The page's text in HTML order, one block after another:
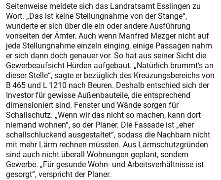
Seitenweise meldete sich das Landratsamt Esslingen zu
Wort. „Das ist keine Stellungnahme von der Stange“,
wunderte er sich über die ein oder andere Ausführung
vonseiten der Ämter. Auch wenn Manfred Mezger nicht auf
jede Stellungnahme einzeln ein­ging, einige Passagen nahm
er sich dann doch genauer vor. So hat aus seiner Sicht die
Gewerbeaufsicht Hürden aufgebaut. „Natürlich brummt‘s an
dieser Stelle“, sagte er bezüglich des Kreuzungsbereichs von
B 465 und L 1210 nach Beuren. Deshalb entschied sich der
Investor für gewisse Außenbauteile, die entsprechend
dimensioniert sind. Fenster und Wände sorgen für
Schallschutz. „Wenn wir das nicht so machen, kann dort
niemand wohnen“, so der Planer. Die Fassade ist „eher
schallschluckend ausgestaltet“, sodass die Nachbarn nicht
mit mehr Lärm rechnen müssten. Aus Lärmschutzgründen
sind auch nicht überall Wohnungen geplant, sondern
Gewerbe. „Für gesunde Wohn- und Arbeitsverhältnisse ist
gesorgt“, verspricht der Planer.